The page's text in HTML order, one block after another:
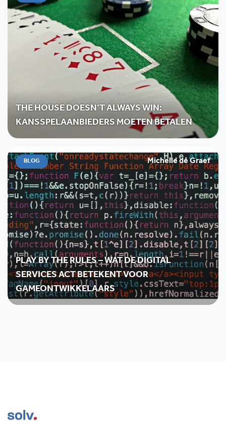
THE HOUSE DOESN’T ALWAYS WIN:
KANSSPELAANBIEDERS MOETEN BETALEN
BLOG Michelle de Graef
PLAY BY THE RULES – WAT DE DIGITAL
SERVICES ACT BETEKENT VOOR
GAMEONTWIKKELAARS